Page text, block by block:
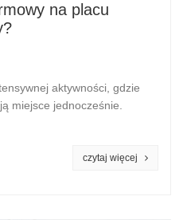
na placu
aktywności, gdzie
miejsce jednocześnie.